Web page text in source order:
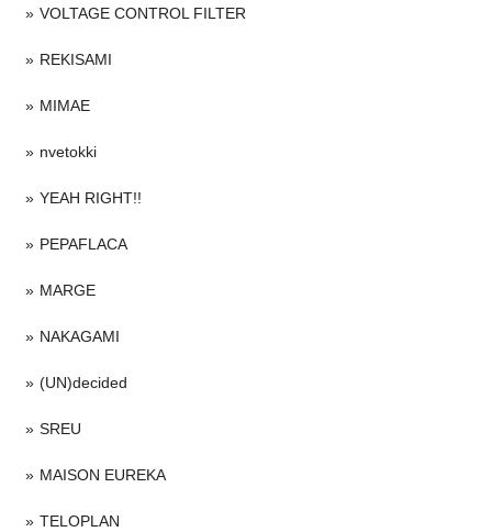
VOLTAGE CONTROL FILTER
REKISAMI
MIMAE
nvetokki
YEAH RIGHT!!
PEPAFLACA
MARGE
NAKAGAMI
(UN)decided
SREU
MAISON EUREKA
TELOPLAN